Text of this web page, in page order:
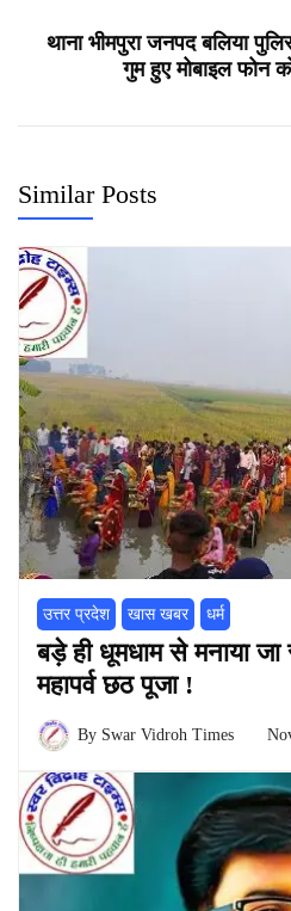
थाना भीमपुरा जनपद बलिया
गुम हुए मोबाइल फोन
Similar Posts
उत्तर प्रदेश खास खबर धर्म
बड़े ही धूमधाम से मनाया
महापर्व छठ पूजा !
By Swar Vidroh Times